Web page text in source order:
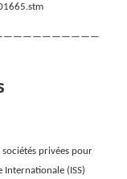
sociétés privées pour
Internationale (ISS)